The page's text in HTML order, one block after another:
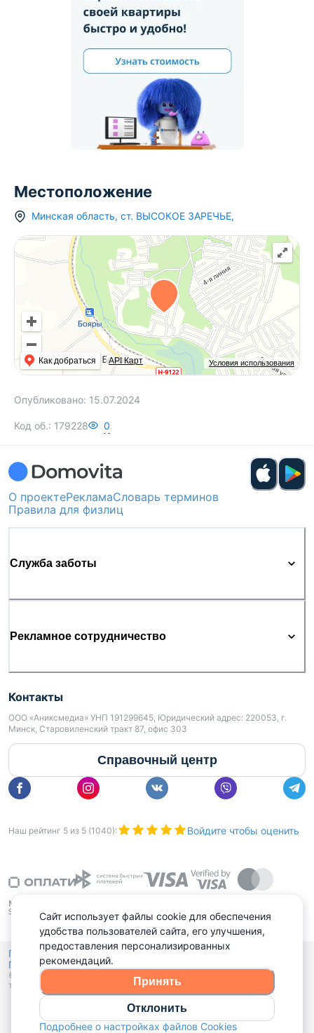
Местоположение
Минская область, ст. ВЫСОКОЕ ЗАРЕЧЬЕ,
Условия использования
Как добраться API Карт
Опубликовано: 15.07.2024
Код об.: 179228 0
О проектеРекламаСловарь терминов
Правила для физлиц
Служба заботы
Рекламное сотрудничество
Контакты
ООО «Аниксмедиа» УНП 191299645, Юридический адрес: 220053, г.
Минск, Старовиленский тракт 87, офис 303
Справочный центр
Наш рейтинг 5 из 5 (1040): Войдите чтобы оценить
Политика конфиденциальности,
Политика обработки файлов куки
© 2015 - 2026, Domovita.by. Копирование материалов допускается
только при наличии активной ссылки.
Сайт использует файлы cookie для обеспечения
удобства пользователей сайта, его улучшения,
предоставления персонализированных
рекомендаций.
Принять
Отклонить
Подробнее о настройках файлов Cookies